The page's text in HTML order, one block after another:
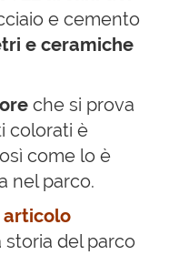
e cemento
e ceramiche
che si prova
colorati è
come lo è
nel parco.
articolo
storia del parco